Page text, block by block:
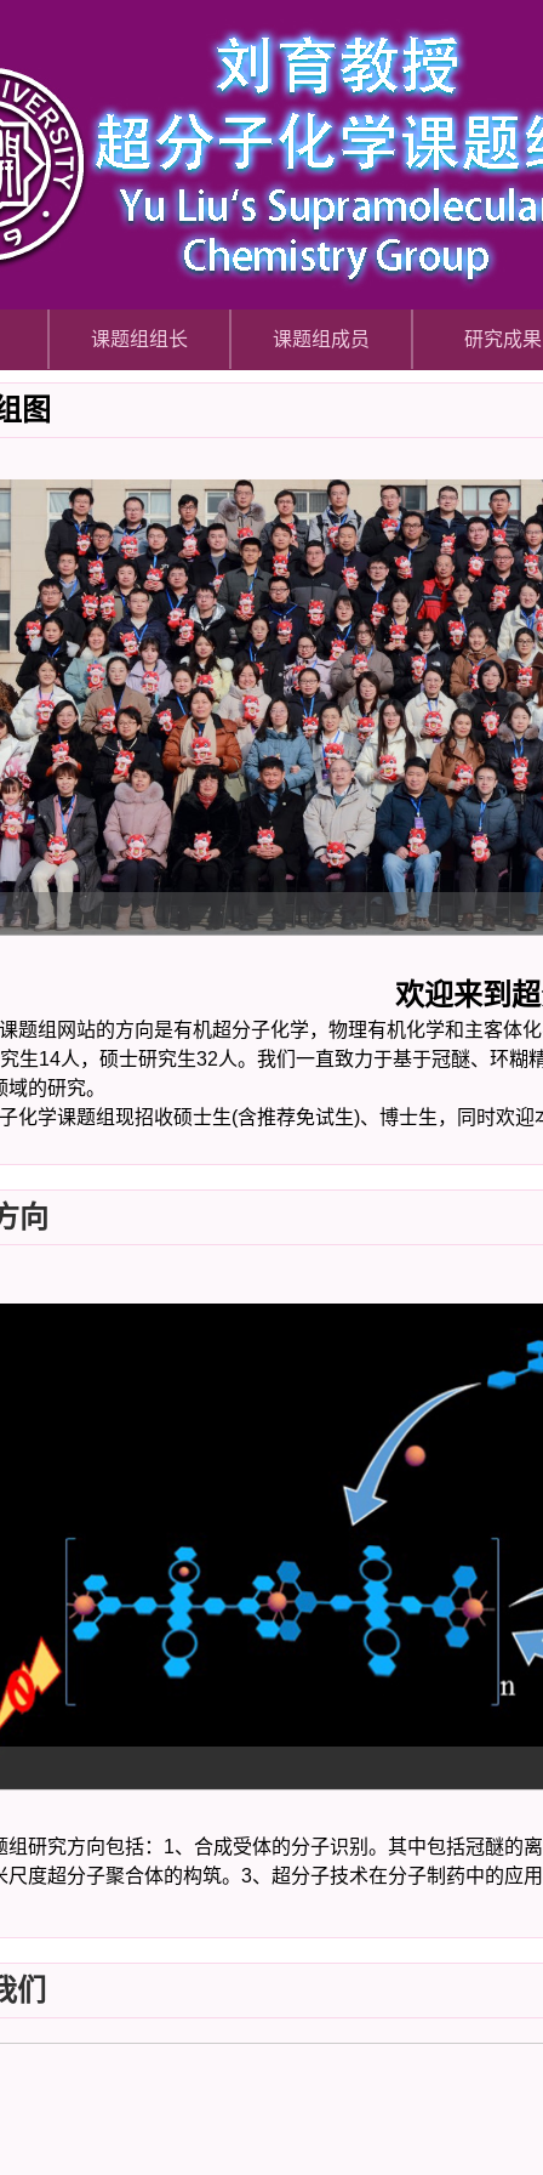
课题组组长 课题组成员 研究成果
图
欢迎来到
组网站的方向是有机超分子化学，物理有机化学和主客体
生14人，硕士研究生32人。我们一直致力于基于冠醚、环
的研究。
学课题组现招收硕士生(含推荐免试生)、博士生，同时欢迎
向
组研究方向包括：1、合成受体的分子识别。其中包括冠醚的
尺度超分子聚合体的构筑。3、超分子技术在分子制药中的应
们